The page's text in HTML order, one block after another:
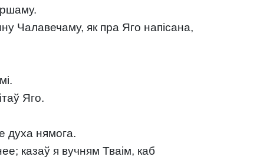
Чалавечаму, як пра Яго напісана,
Яго.
духа нямога.
казаў я вучням Тваім, каб